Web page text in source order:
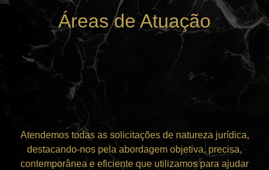
Áreas de Atuação
Atendemos todas as solicitações de natureza jurídica,
destacando-nos pela abordagem objetiva, precisa,
contemporânea e eficiente que utilizamos para ajudar